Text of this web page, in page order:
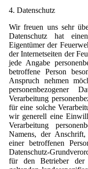
4. Datenschutz
Wir freuen uns sehr
Datenschutz hat
Eigentümer der
der Internetseiten der
jede Angabe
betroffene Person
Anspruch nehmen
personenbezogener
Verarbeitung
für eine solche
wir generell eine
Verarbeitung
Namens, der
einer betroffenen
Datenschutz-
für den Betrieber der